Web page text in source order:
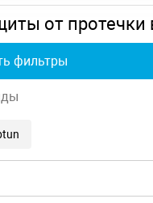
от протечки
фильтры